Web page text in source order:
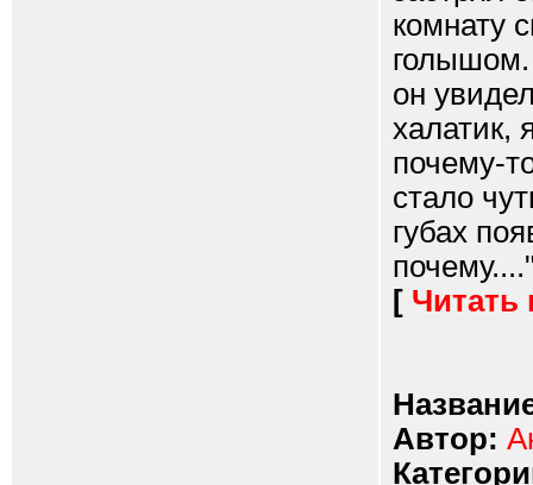
комнату
голышом.
он
халатик,
почему-
стало
губах
[ Читать
Автор: